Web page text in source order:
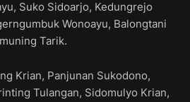
Suko Sidoarjo, Kedungrejo
Wonoayu, Balongtani
Tarik.
Krian, Panjunan Sukodono,
Tulangan, Sidomulyo Krian,